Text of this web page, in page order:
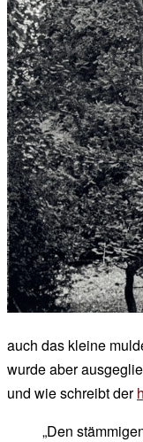
auch das kleine
wurde aber
und wie schreibt der
„Den